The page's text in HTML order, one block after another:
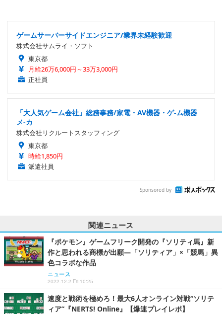
ゲームサーバーサイドエンジニア/業界未経験歓迎
株式会社サムライ・ソフト
東京都
月給26万6,000円～33万3,000円
正社員
「大人気ゲーム会社」総務事務/家電・AV機器・ゲ-ム機器
メ-カ
株式会社リクルートスタッフィング
東京都
時給1,850円
派遣社員
Sponsored by
関連ニュース
『ポケモン』ゲームフリーク開発の『ソリティ馬』新
作と思われる商標が出願―「ソリティア」×「競馬」異
色コラボな作品
ニュース
2022.12.2 Fri 10:25
速度と戦術を極めろ！最大6人オンライン対戦“ソリテ
ィア”『NERTS! Online』【爆速プレイレポ】